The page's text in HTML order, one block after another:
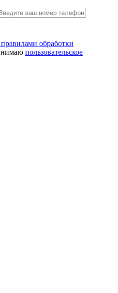
правилами обработки
пользовательское